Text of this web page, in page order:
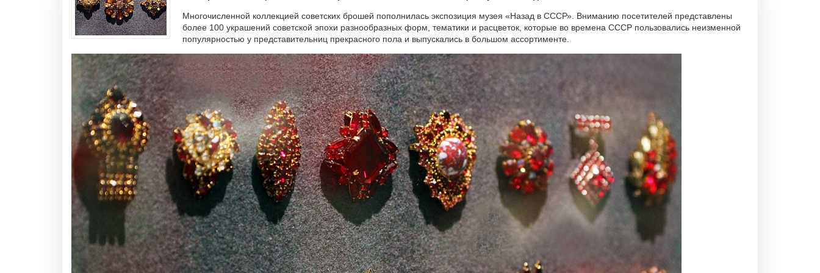
Многочисленной коллекцией советских брошей пополнилась экспозиция музея «Назад в СССР». Вниманию посетителей представлены
более 100 украшений советской эпохи разнообразных форм, тематики и расцветок, которые во времена СССР пользовались неизменной
популярностью у представительниц прекрасного пола и выпускались в большом ассортименте.